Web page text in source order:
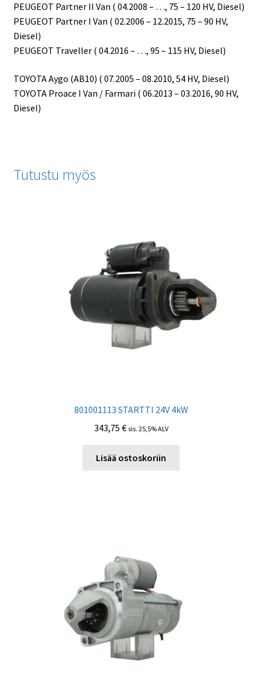
PEUGEOT Partner II Van ( 04.2008 – …, 75 – 120 HV, Diesel)
PEUGEOT Partner I Van ( 02.2006 – 12.2015, 75 – 90 HV,
Diesel)
PEUGEOT Traveller ( 04.2016 – …, 95 – 115 HV, Diesel)
TOYOTA Aygo (AB10) ( 07.2005 – 08.2010, 54 HV, Diesel)
TOYOTA Proace I Van / Farmari ( 06.2013 – 03.2016, 90 HV,
Diesel)
Tutustu myös
801001113 STARTTI 24V 4kW
343,75 € sis. 25,5% ALV
Lisää ostoskoriin